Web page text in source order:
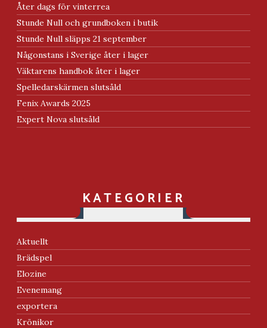
Åter dags för vinterrea
Stunde Null och grundboken i butik
Stunde Null släpps 21 september
Någonstans i Sverige åter i lager
Väktarens handbok åter i lager
Spelledarskärmen slutsåld
Fenix Awards 2025
Expert Nova slutsåld
KATEGORIER
Aktuellt
Brädspel
Elozine
Evenemang
exportera
Krönikor